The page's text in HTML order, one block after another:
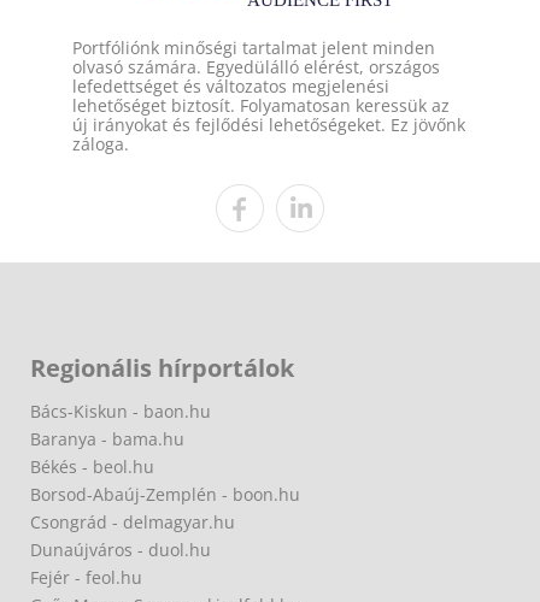
Portfóliónk minőségi tartalmat jelent minden
olvasó számára. Egyedülálló elérést, országos
lefedettséget és változatos megjelenési
lehetőséget biztosít. Folyamatosan keressük az
új irányokat és fejlődési lehetőségeket. Ez jövőnk
záloga.
Regionális hírportálok
Bács-Kiskun - baon.hu
Baranya - bama.hu
Békés - beol.hu
Borsod-Abaúj-Zemplén - boon.hu
Csongrád - delmagyar.hu
Dunaújváros - duol.hu
Fejér - feol.hu